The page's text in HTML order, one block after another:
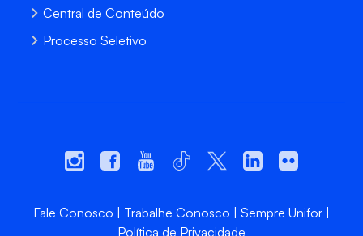
Central de Conteúdo
Processo Seletivo
Fale Conosco Trabalhe Conosco
Sempre Unifor
Política de Privacidade